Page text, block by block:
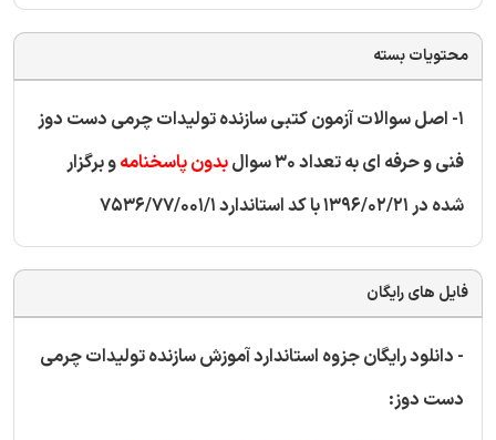
محتویات بسته
1- اصل سوالات آزمون کتبی سازنده تولیدات چرمی دست دوز
فنی و حرفه ای به تعداد 30 سوال
بدون پاسخنامهو برگزار
شده در 1396/02/21 با کد استاندارد 7536/77/001/1
فایل های رایگان
- دانلود رایگان جزوه استاندارد آموزش سازنده تولیدات چرمی
دست دوز: